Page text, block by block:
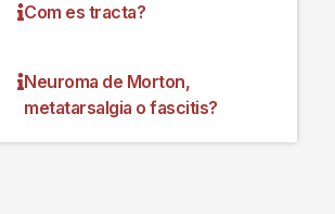
Com es tracta?
Neuroma de Morton,
metatarsalgia o fascitis?